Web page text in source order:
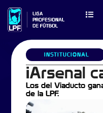
INSTITUCIONAL
¡Arsenal
Los del Viaducto
de la LPF.